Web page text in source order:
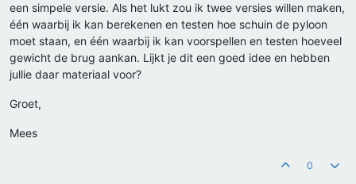
een simpele versie. Als het lukt zou ik twee versies willen maken,
één waarbij ik kan berekenen en testen hoe schuin de pyloon
moet staan, en één waarbij ik kan voorspellen en testen hoeveel
gewicht de brug aankan. Lijkt je dit een goed idee en hebben
jullie daar materiaal voor?
Groet,
Mees
0